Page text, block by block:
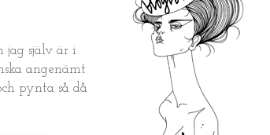
jag själv är i
angenämt
pynta så då